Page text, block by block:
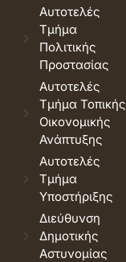
Αυτοτελές
Τμήμα
Πολιτικής
Προστασίας
Αυτοτελές
Τμήμα Τοπικής
Οικονομικής
Ανάπτυξης
Αυτοτελές
Τμήμα
Υποστήριξης
Διεύθυνση
Δημοτικής
Αστυνομίας